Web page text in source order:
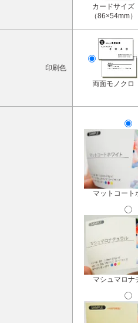
カードサイズ
（86×54mm）
印刷色
両面モノクロ
マットコート
マシュマロナ